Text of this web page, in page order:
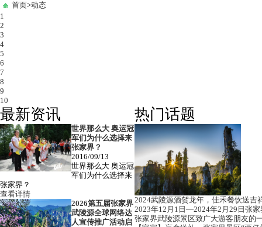
首页>动态
2025年张家界武陵源第四届诚邀网络达人宣传推广活动启动！
2025/01/09
1
2
3
4
5
6
7
8
9
10
热门话题
2024武陵源酒贺龙年，佳禾餐饮送吉
2023年12月1日—2024年2月29日张
张家界武陵源景区致广大游客朋友的
最新资讯
世界那么大 奥运冠
军们为什么选择来
张家界？
2016/09/13
世界那么大 奥运冠
军们为什么选择来
张家界？
查看详情
2026第五届张家界
武陵源全球网络达
人宣传推广活动启